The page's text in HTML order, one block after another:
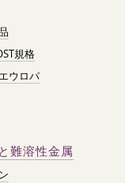
規格
ウロパ
難溶性金属